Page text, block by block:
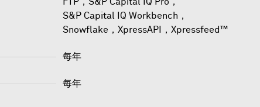
S&P Capital IQ Workbench ，
Snowflake ， XpressAPI ， Xpressfeed™
每年
每年